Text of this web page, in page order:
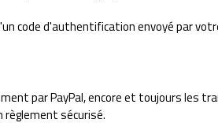
code d'authentification envoyé par
par PayPal, encore et toujours les
règlement sécurisé.